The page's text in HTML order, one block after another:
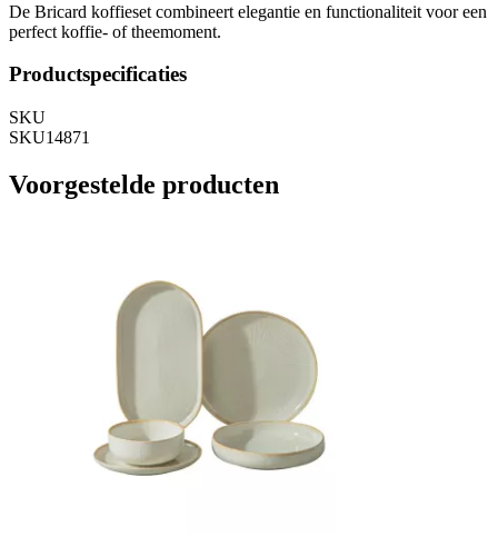
De Bricard koffieset combineert elegantie en functionaliteit voor een
perfect koffie- of theemoment.
Productspecificaties
SKU
SKU14871
Voorgestelde producten